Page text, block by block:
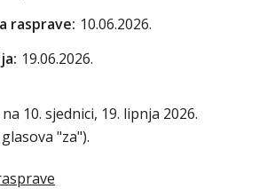
rasprave: 10.06.2026.
19.06.2026.
10. sjednici, 19. lipnja 2026.
"za").